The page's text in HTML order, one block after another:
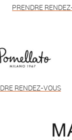
PRENDRE
RENDEZ-VOUS